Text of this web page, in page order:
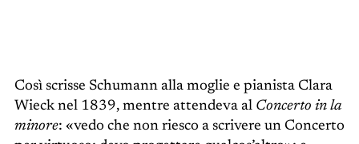
Così scrisse Schumann alla moglie e pianista Clara
Wieck nel 1839, mentre attendeva al Concerto in la
minore: «vedo che non riesco a scrivere un Concerto